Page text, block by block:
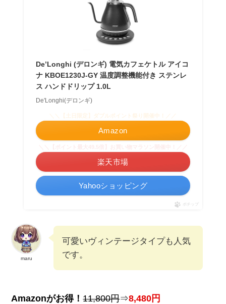
De’Longhi (デロンギ) 電気カフェケトル アイコ
ナ KBOE1230J-GY 温度調整機能付き ステンレ
ス ハンドドリップ 1.0L
De'Longhi(デロンギ)
＼＼【土日限定】ダブルポイント祭り開催中！／／
Amazon
楽天市場
Yahooショッピング
ポチップ
maru
可愛いヴィンテージタイプも人気
です。
Amazonがお得！11,800円⇒8,480円